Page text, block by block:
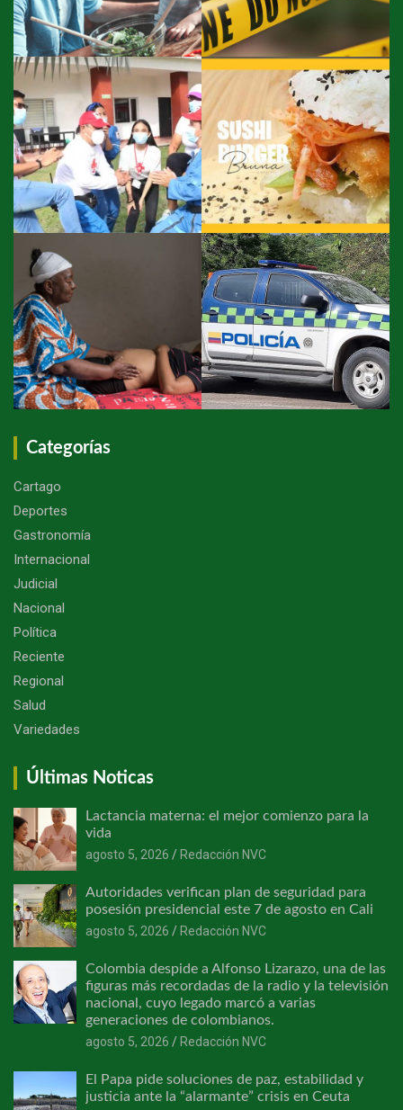
Categorías
Cartago
Deportes
Gastronomía
Internacional
Judicial
Nacional
Política
Reciente
Regional
Salud
Variedades
Últimas Noticas
Lactancia materna: el mejor comienzo para la
vida
agosto 5, 2026
Redacción NVC
Autoridades verifican plan de seguridad para
posesión presidencial este 7 de agosto en Cali
agosto 5, 2026
Redacción NVC
Colombia despide a Alfonso Lizarazo, una de las
figuras más recordadas de la radio y la televisión
nacional, cuyo legado marcó a varias
generaciones de colombianos.
agosto 5, 2026
Redacción NVC
El Papa pide soluciones de paz, estabilidad y
justicia ante la “alarmante” crisis en Ceuta